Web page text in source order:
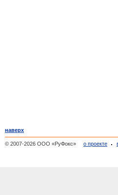
наверх
© 2007-2026 ООО «РуФокс» о проекте